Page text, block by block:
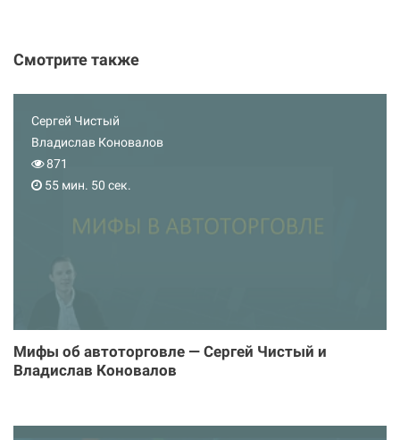
Смотрите также
Сергей Чистый
Владислав Коновалов
871
55 мин. 50 сек.
Мифы об автоторговле — Сергей Чистый и
Владислав Коновалов